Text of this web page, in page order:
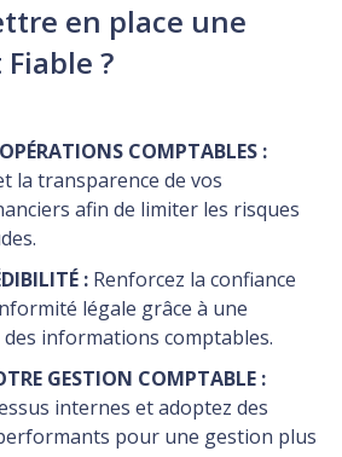
en place une
?
COMPTABLES :
la transparence de vos
afin de limiter les risques
: Renforcez la confiance
légale grâce à une
informations comptables.
GESTION COMPTABLE :
internes et adoptez des
pour une gestion plus